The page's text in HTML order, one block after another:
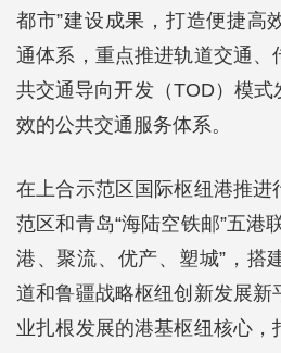
都市”建设成果，打造便捷高
通体系，重点推进轨道交通、
共交通导向开发（TOD）模
效的公共交通服务体系。
在上合示范区国际枢纽港推进
范区和青岛“海陆空铁邮”五港
港、聚流、优产、塑城”，搭
道和鲁疆战略枢纽创新发展新
业扎根发展的港基枢纽核心，